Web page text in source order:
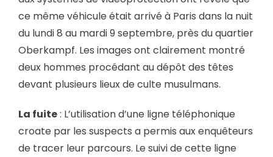
ce même véhicule était arrivé à Paris dans la nuit
du lundi 8 au mardi 9 septembre, près du quartier
Oberkampf. Les images ont clairement montré
deux hommes procédant au dépôt des têtes
devant plusieurs lieux de culte musulmans.
La fuite: L’utilisation d’une ligne téléphonique
croate par les suspects a permis aux enquêteurs
de tracer leur parcours. Le suivi de cette ligne